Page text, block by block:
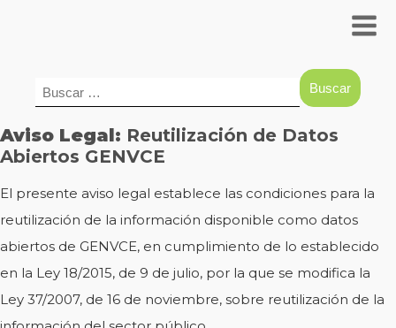
Aviso Legal: Reutilización de Datos
Abiertos GENVCE
El presente aviso legal establece las condiciones para la
reutilización de la información disponible como datos
abiertos de GENVCE, en cumplimiento de lo establecido
en la Ley 18/2015, de 9 de julio, por la que se modifica la
Ley 37/2007, de 16 de noviembre, sobre reutilización de la